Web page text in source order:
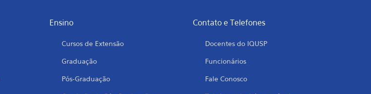
Ensino
Cursos de Extensão
Graduação
Pós-Graduação
Contato e Telefones
Docentes do IQUSP
Funcionários
Fale Conosco